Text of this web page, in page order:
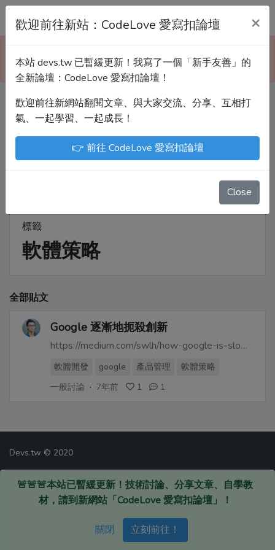
Devs.tw 寫程式討論區
請到新網站「CodeLove 愛寫扣論壇」！
Devs.tw 是讓工程師寫筆記、網誌的平台。歡迎
您隨手紀錄、寫作，方便日後搜尋！
尤川豪
Enoxs
chenjenping
標籤
軟體策略
全部貼文
Google 逐漸地扼殺創新
https://medium.com/swlh/how-google-is-slowing-innovation-d53161108ea2
軟體開發 google 產品管理
軟體策略
一般討論 · 7年前 1 1
歡迎前往新站：CodeLove 愛寫扣論壇 ×
本站 devs.tw 已暫緩更新！我寫了一個「新手友善」的
全新論壇：CodeLove 愛寫扣論壇！
歡迎前往新網站翻閱文章、與大家交流、分享、互相打
氣、一起學習、一起成長！
👉 前往 CodeLove 愛寫扣論壇
Close
🚨🚨🚨本站已暫緩更新！技術討論、分享文章、自學教
材，請到新網站「CodeLove 愛寫扣論壇」！
關閉 立刻前往！
Devs.tw © 2020